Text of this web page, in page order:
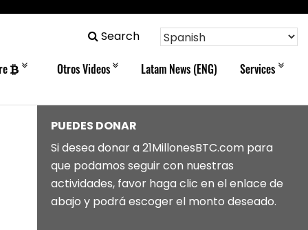
Search
Otros Videos Latam News (ENG) Services
PUEDES DONAR
Si desea donar a 21MillonesBTC.com para
que podamos seguir con nuestras
actividades, favor haga clic en el enlace de
abajo y podrá escoger el monto deseado.